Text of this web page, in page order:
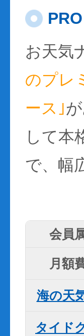
お天気
のプレ
ース｣
して本
で、幅
会員
月額
海の天
タイド